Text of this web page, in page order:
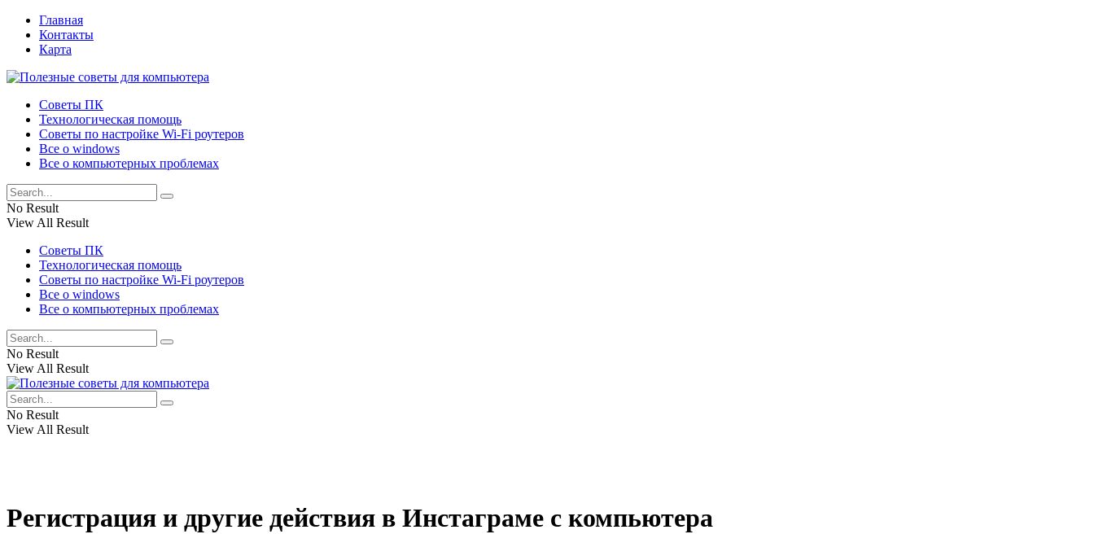
Главная
Контакты
Карта
Советы ПК
Технологическая помощь
Советы по настройке Wi-Fi роутеров
Все о windows
Все о компьютерных проблемах
No Result
View All Result
Советы ПК
Технологическая помощь
Советы по настройке Wi-Fi роутеров
Все о windows
Все о компьютерных проблемах
No Result
View All Result
No Result
View All Result
Регистрация и другие действия в Инстаграме с компьютера